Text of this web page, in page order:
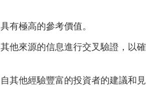
有極高的參考價值。
他來源的信息進行交叉驗證，以確
其他經驗豐富的投資者的建議和見